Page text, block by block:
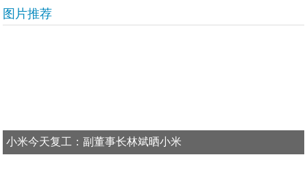
图片推荐
小米今天复工：副董事长林斌晒小米